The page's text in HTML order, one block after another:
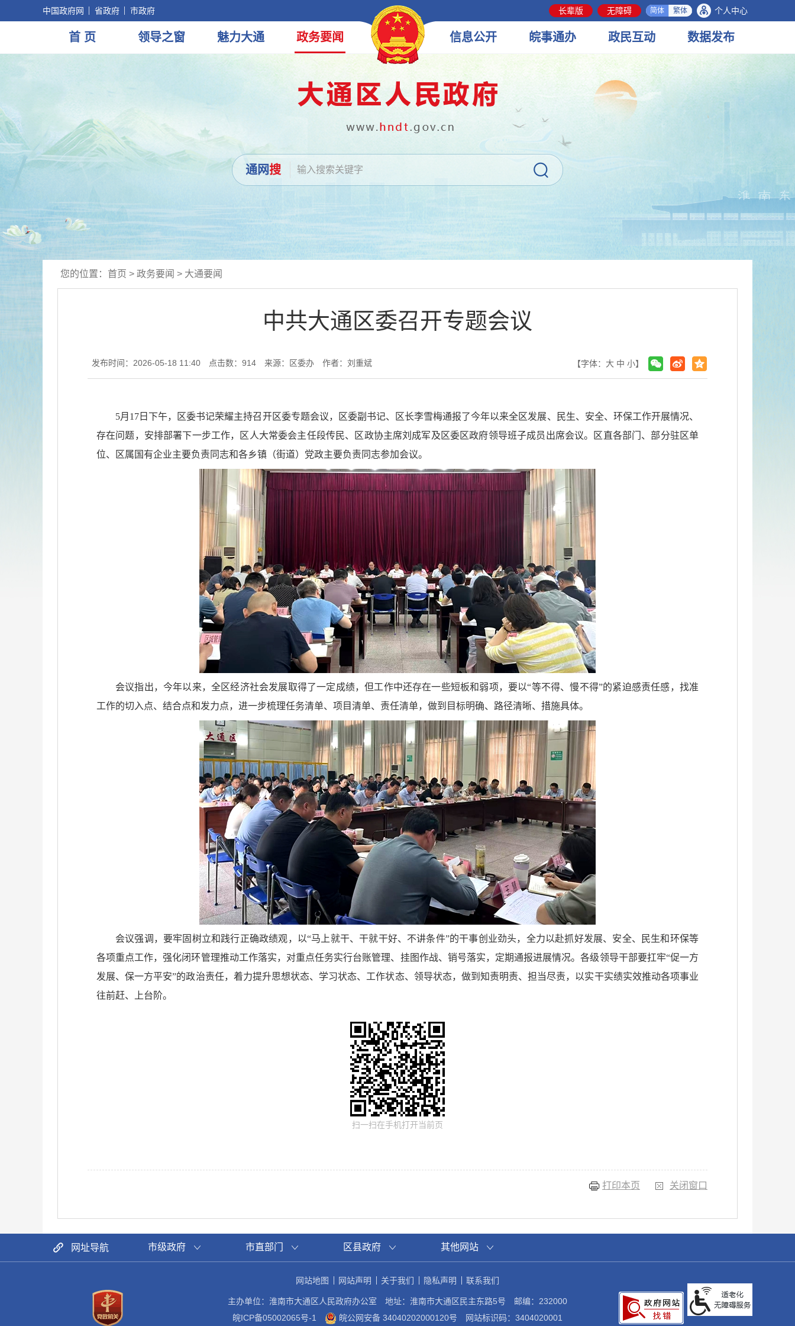
中国政府网 省政府 市政府 长辈版 无障碍 简体 繁体 个人中心
首 页 领导之窗 魅力大通 政务要闻 信息公开 皖事通办 政民互动 数据发布
通网搜
您的位置： 首页 > 政务要闻 > 大通要闻
中共大通区委召开专题会议
发布时间：2026-05-18 11:40 点击数： 914 来源：区委办 作者：刘重斌 【字体： 大 中 小】
5月17日下午，区委书记荣耀主持召开区委专题会议，区委副书记、区长李雪梅通报了今年以来全区发展、民生、安全、环保工作开展情况、
存在问题，安排部署下一步工作，区人大常委会主任段传民、区政协主席刘成军及区委区政府领导班子成员出席会议。区直各部门、部分驻区单
位、区属国有企业主要负责同志和各乡镇（街道）党政主要负责同志参加会议。
会议指出，今年以来，全区经济社会发展取得了一定成绩，但工作中还存在一些短板和弱项，要以“等不得、慢不得”的紧迫感责任感，找准
工作的切入点、结合点和发力点，进一步梳理任务清单、项目清单、责任清单，做到目标明确、路径清晰、措施具体。
会议强调，要牢固树立和践行正确政绩观，以“马上就干、干就干好、不讲条件”的干事创业劲头，全力以赴抓好发展、安全、民生和环保等
各项重点工作，强化闭环管理推动工作落实，对重点任务实行台账管理、挂图作战、销号落实，定期通报进展情况。各级领导干部要扛牢“促一方
发展、保一方平安”的政治责任，着力提升思想状态、学习状态、工作状态、领导状态，做到知责明责、担当尽责，以实干实绩实效推动各项事业
往前赶、上台阶。
扫一扫在手机打开当前页
打印本页 关闭窗口
网址导航 市级政府 市直部门 区县政府 其他网站
网站地图 网站声明 关于我们 隐私声明 联系我们
主办单位：淮南市大通区人民政府办公室 地址：淮南市大通区民主东路5号
邮编：232000
皖ICP备05002065号-1
皖公网安备 34040202000120号 网站标识码：3404020001